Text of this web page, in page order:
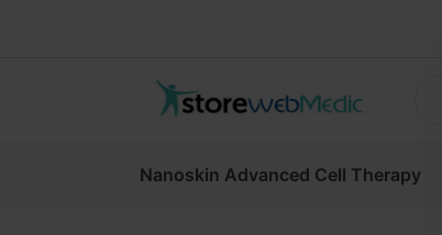
Nanoskin Advanced Cell Therapy